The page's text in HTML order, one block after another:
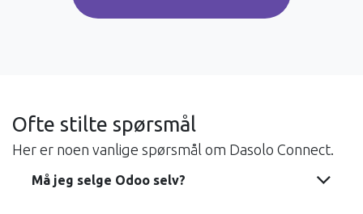
Ofte stilte spørsmål
Her er noen vanlige spørsmål om Dasolo Connect.
Må jeg selge Odoo selv?